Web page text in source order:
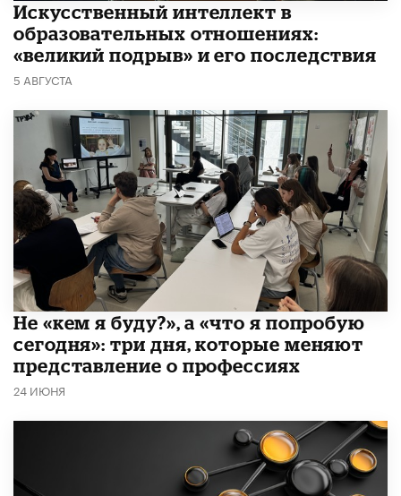
​Искусственный интеллект в
образовательных отношениях:
«великий подрыв» и его последствия
5 АВГУСТА
Не «кем я буду?», а «что я попробую
сегодня»: три дня, которые меняют
представление о профессиях
24 ИЮНЯ